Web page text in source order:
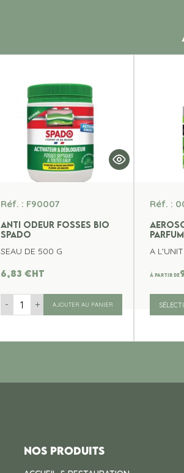
Réf. : F90007
ANTI ODEUR FOSSES BIO
SPADO
SEAU DE 500 G
6,83€ht
- + AJOUTER AU PANIER
Réf. :
A
À partir de
Nos produits